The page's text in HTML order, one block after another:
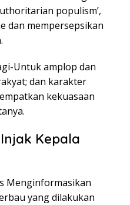
populism’,
dan mempersepsikan
Untuk amplop dan
dan karakter
kekuasaan
Kepala
Menginformasikan
yang dilakukan